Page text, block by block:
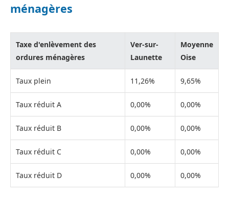
ménagères
Taxe d'enlèvement des
ordures ménagères
Ver-sur-
Launette
Moyenne
Oise
Taux plein 11,26% 9,65%
Taux réduit A 0,00% 0,00%
Taux réduit B 0,00% 0,00%
Taux réduit C 0,00% 0,00%
Taux réduit D 0,00% 0,00%